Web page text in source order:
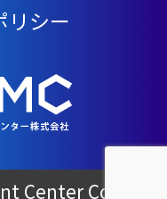
リシー
Center Co.,Ltd